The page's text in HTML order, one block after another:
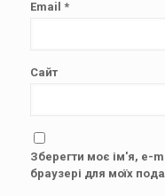
Email *
Сайт
Зберегти моє ім'я, e-
браузері для моїх